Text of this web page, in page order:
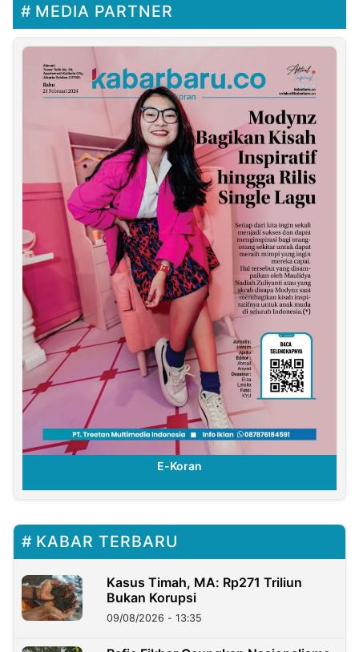
MEDIA PARTNER
E-Koran
KABAR TERBARU
Kasus Timah, MA: Rp271 Triliun
Bukan Korupsi
09/08/2026 - 13:35